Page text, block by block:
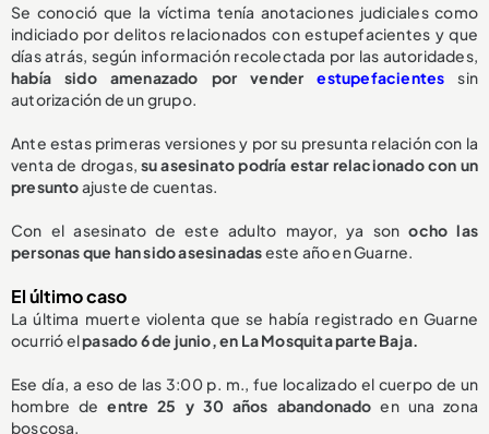
Se conoció que la víctima tenía anotaciones judiciales como
indiciado por delitos relacionados con estupefacientes y que
días atrás, según información recolectada por las autoridades,
había sido amenazado por venderestupefacientes sin
autorización de un grupo.
Ante estas primeras versiones y por su presunta relación con la
venta de drogas, su asesinato podría estar relacionado con un
presuntoajuste de cuentas.
Con el asesinato de este adulto mayor, ya sonocho las
personas que han sido asesinadaseste año en Guarne.
El último caso
La última muerte violenta que se había registrado en Guarne
ocurrió elpasado 6 de junio, en La Mosquita parte Baja.
Ese día, a eso de las 3:00 p. m., fue localizado el cuerpo de un
hombre de entre 25 y 30 años abandonado en una zona
boscosa.